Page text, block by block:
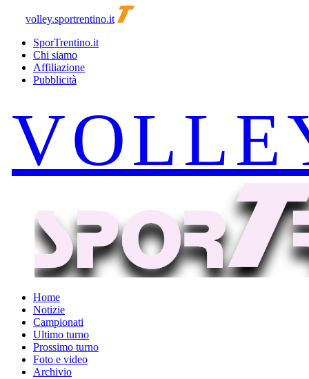
volley.sportrentino.it
SporTrentino.it
Chi siamo
Affiliazione
Pubblicità
Home
Notizie
Campionati
Ultimo turno
Prossimo turno
Foto e video
Archivio